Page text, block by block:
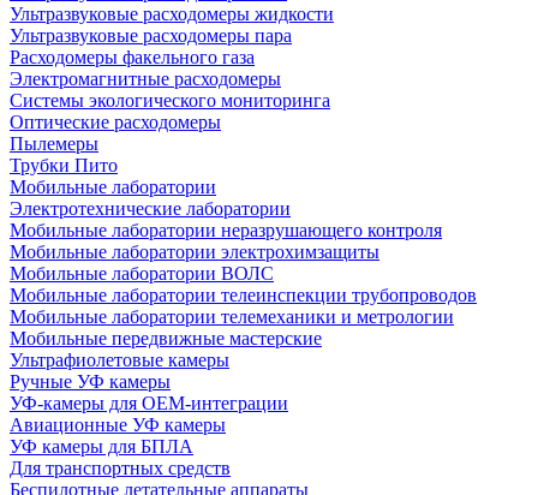
Ультразвуковые расходомеры жидкости
Ультразвуковые расходомеры пара
Расходомеры факельного газа
Электромагнитные расходомеры
Системы экологического мониторинга
Оптические расходомеры
Пылемеры
Трубки Пито
Мобильные лаборатории
Электротехнические лаборатории
Мобильные лаборатории неразрушающего контроля
Мобильные лаборатории электрохимзащиты
Мобильные лаборатории ВОЛС
Мобильные лаборатории телеинспекции трубопроводов
Мобильные лаборатории телемеханики и метрологии
Мобильные передвижные мастерские
Ультрафиолетовые камеры
Ручные УФ камеры
УФ-камеры для OEM-интеграции
Авиационные УФ камеры
УФ камеры для БПЛА
Для транспортных средств
Беспилотные летательные аппараты